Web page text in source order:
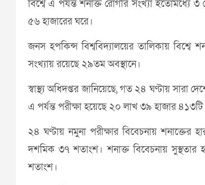
বিশ্বে এ পর্যন্ত শনাক্ত রোগীর সংখ্যা
৫৬ হাজারের ঘরে।
জনস হপকিন্স বিশ্ববিদ্যালয়ের তালিকায়
সংখ্যায় রয়েছে ২৯তম অবস্থানে।
স্বাস্থ্য অধিদপ্তর জানিয়েছে, গত ২৪ ঘণ্টায় সারা
এ পর্যন্ত পরীক্ষা হয়েছে ২০ লাখ ৩৯ হাজার ৪১৩টি
২৪ ঘণ্টায় নমুনা পরীক্ষার বিবেচনায়
দশমিক ৩৭ শতাংশ। শনাক্ত বিবেচনায়
শতাংশ।